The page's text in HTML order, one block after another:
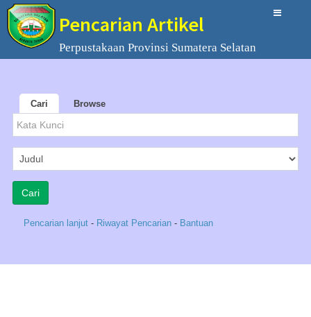
Pencarian Artikel
Perpustakaan Provinsi Sumatera Selatan
Cari Browse
Pencarian lanjut - Riwayat Pencarian - Bantuan